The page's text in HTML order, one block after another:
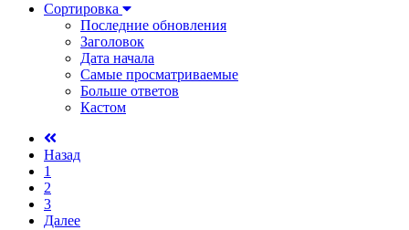
Сортировка
Последние обновления
Заголовок
Дата начала
Самые просматриваемые
Больше ответов
Кастом
Назад
1
2
3
Далее